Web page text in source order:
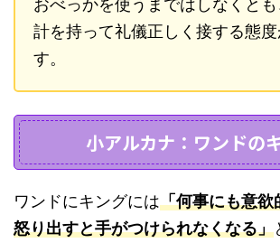
計を持って礼儀正しく接する態
す。
小アルカナ：ワンドの
ワンドにキングには「何事にも意欲
怒り出すと手がつけられなくなる」